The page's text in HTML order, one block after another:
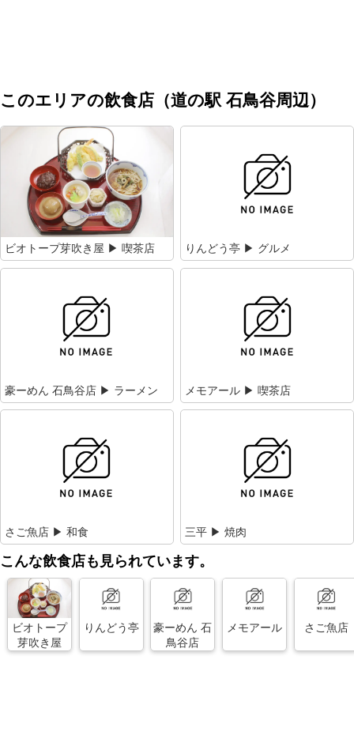
このエリアの飲食店（道の駅 石鳥谷周辺）
ビオトープ芽吹き屋 ▶ 喫茶店 りんどう亭 ▶ グルメ
豪ーめん 石鳥谷店 ▶ ラーメン メモアール ▶ 喫茶店
さご魚店 ▶ 和食 三平 ▶ 焼肉
こんな飲食店も見られています。
ビオトープ
芽吹き屋
りんどう亭
豪ーめん 石
鳥谷店
メモアール さご魚店